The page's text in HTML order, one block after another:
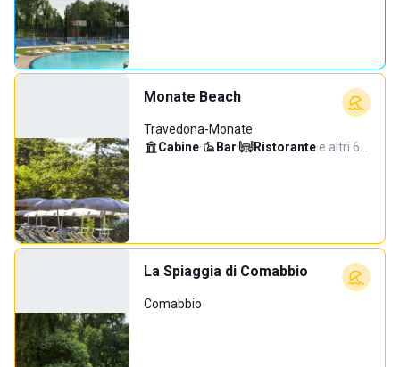
Monate Beach
Travedona-Monate
Cabine· Bar· Ristorante·e altri 6…
La Spiaggia di Comabbio
Comabbio